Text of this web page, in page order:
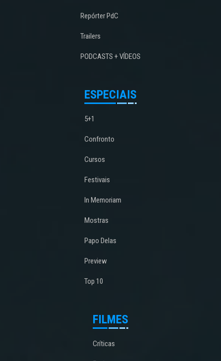
Repórter PdC
Trailers
PODCASTS + VÍDEOS
ESPECIAIS
5+1
Confronto
Cursos
Festivais
In Memoriam
Mostras
Papo Delas
Preview
Top 10
FILMES
Críticas